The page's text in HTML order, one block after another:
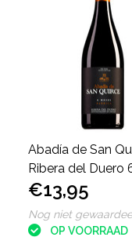
Abadía de San
Ribera del Duero
Barrica
€13,95
Nog niet
OP VOORRAAD